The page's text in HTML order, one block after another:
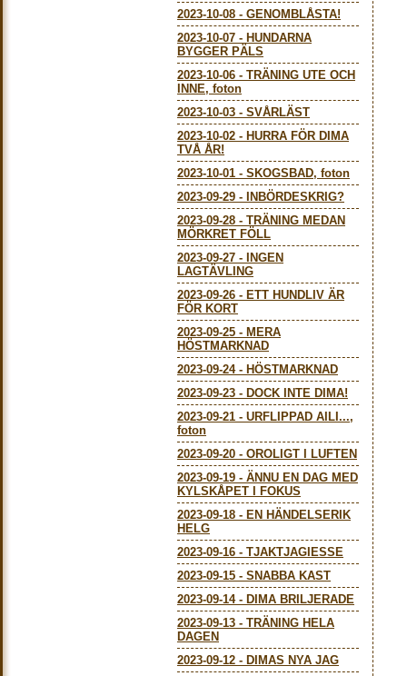
2023-10-08 - GENOMBLÅSTA!
2023-10-07 - HUNDARNA
BYGGER PÄLS
2023-10-06 - TRÄNING UTE OCH
INNE, foton
2023-10-03 - SVÅRLÄST
2023-10-02 - HURRA FÖR DIMA
TVÅ ÅR!
2023-10-01 - SKOGSBAD, foton
2023-09-29 -
INBÖRDESKRIG?
2023-09-28 - TRÄNING MEDAN
MÖRKRET FÖLL
2023-09-27 -
INGEN
LAGTÄVLING
2023-09-26 - ETT HUNDLIV ÄR
FÖR KORT
2023-09-25 - MERA
HÖSTMARKNAD
2023-09-24- HÖSTMARKNAD
2023-09-23 - DOCK INTE DIMA!
2023-09-21 - URFLIPPAD AILI...,
foton
2023-09-20 - OROLIGT I LUFTEN
2023-09-19 - ÄNNU EN DAG MED
KYLSKÅPET I FOKUS
2023-09-18 - EN HÄNDELSERIK
HELG
2023-09-16 - TJAKTJAGIESSE
2023-09-15 - SNABBA KAST
2023-09-14- DIMA BRILJERADE
2023-09-13 - TRÄNING HELA
DAGEN
2023-09-12 - DIMAS NYA JAG